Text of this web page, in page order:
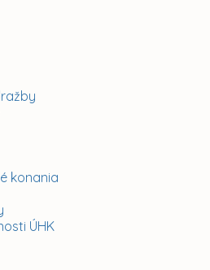
konania
ÚHK